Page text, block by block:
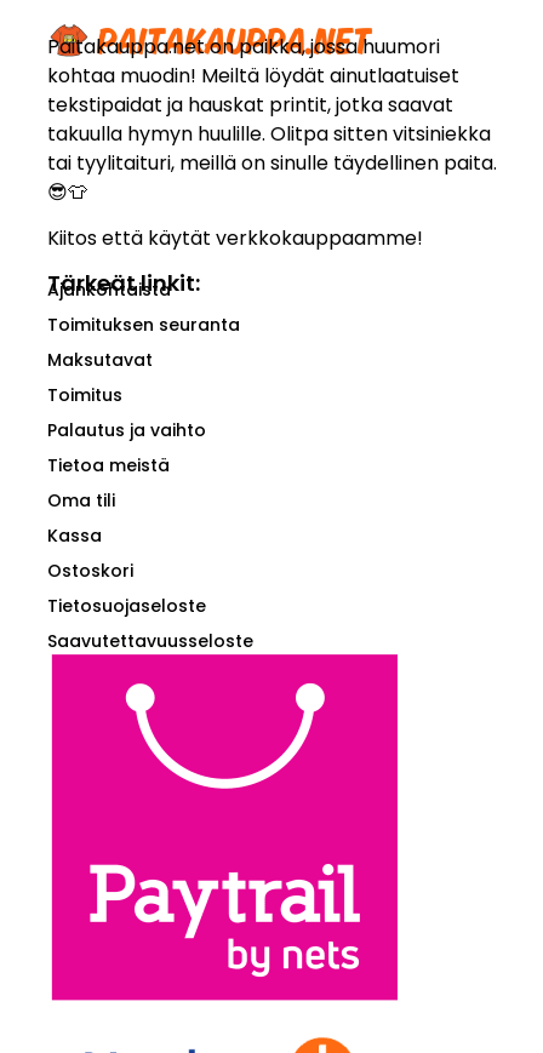
Paitakauppa.net on paikka, jossa huumori
kohtaa muodin! Meiltä löydät ainutlaatuiset
tekstipaidat ja hauskat printit, jotka saavat
takuulla hymyn huulille. Olitpa sitten vitsiniekka
tai tyylitaituri, meillä on sinulle täydellinen paita.
😎👕
Kiitos että käytät verkkokauppaamme!
Tärkeät linkit:
Ajankohtaista
Toimituksen seuranta
Maksutavat
Toimitus
Palautus ja vaihto
Tietoa meistä
Oma tili
Kassa
Ostoskori
Tietosuojaseloste
Saavutettavuusseloste